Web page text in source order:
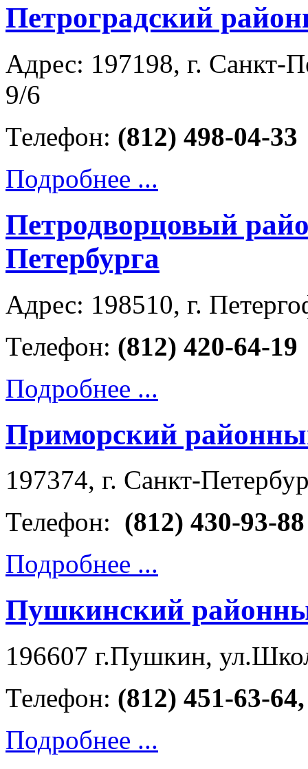
Петроградский
Адрес: 197198, г. Санкт-
9/6
Телефон: (812) 498-04-33
Подробнее ...
Петродворцовый
Петербурга
Адрес: 198510, г.
Телефон: (812) 420-64-19
Подробнее ...
Приморский
197374, г. Санкт-
Телефон: (812) 430-93-
Подробнее ...
Пушкинский
196607 г.Пушкин,
Телефон: (812) 451-63-
Подробнее ...